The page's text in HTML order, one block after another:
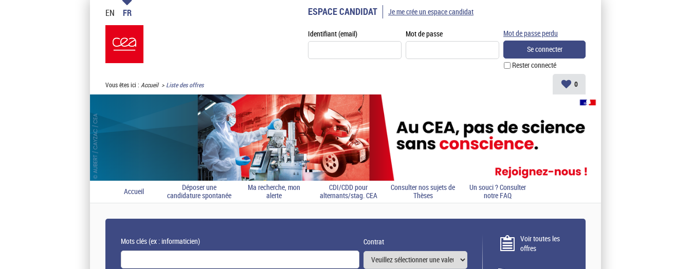
EN FR ESPACE CANDIDAT
Identifiant (email) Mot de passe
Rester connecté
Mot de passe perdu
Je me crée un espace candidat
Vous êtes ici : Accueil Liste des offres 0
Accueil
Déposer une
candidature spontanée
Ma recherche, mon
alerte
CDI/CDD pour
alternants/stag. CEA
Consulter nos sujets de
Thèses
Un souci ? Consulter
notre FAQ
Mots clés(ex : informaticien) Contrat
Voir toutes les
offres